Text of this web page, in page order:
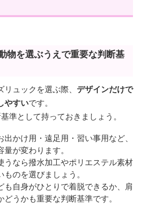
物を選ぶうえで重要な判断基
ュックを選ぶ際、 デザインだけで
やすいです。
準として持っておきましょう。
出かけ用・遠足用・習い事用など、
が変わります。
うなら撥水加工やポリエステル素材
のを選びましょう。
も自身がひとりで着脱できるか、肩
うかも重要な判断基準です。